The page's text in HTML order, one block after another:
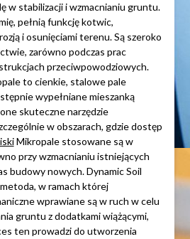
w stabilizacji i wzmacnianiu gruntu.
pełnią funkcję kotwic,
i osunięciami terenu. Są szeroko
zarówno podczas prac
przeciwpowodziowych.
to cienkie, stalowe pale
wypełniane mieszanką
skuteczne narzędzie
w obszarach, gdzie dostęp
Mikropale stosowane są w
przy wzmacnianiu istniejących
budowy nowych. Dynamic Soil
w ramach której
wprawiane są w ruch w celu
gruntu z dodatkami wiążącymi,
ten prowadzi do utworzenia